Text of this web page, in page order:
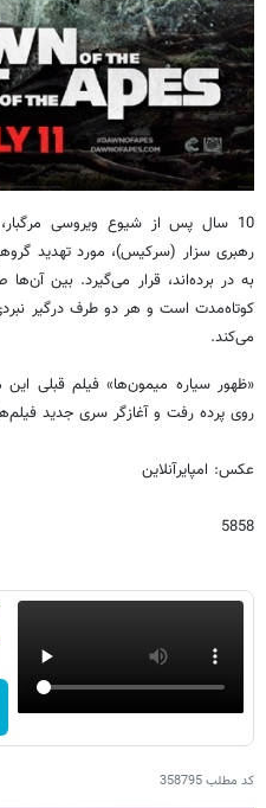
10 سال پس از شیوع ویروسی
رهبری سزار (سرکیس)، مورد تهدید
به در برده‌اند، قرار می‌گیرد. بین آن‌ها
کوتاه‌مدت است و هر دو طرف درگیر
می‌کند.
روی پرده رفت و آغازگر سری جدید
عکس: امپایرآنلاین
5858
کد مطلب358795